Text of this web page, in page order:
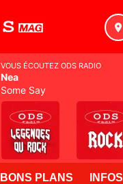
BONS PLANS INFOS
VOUS ÉCOUTEZ ODS RADIO
Nea
Some Say